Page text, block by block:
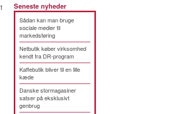
Seneste nyheder
Sådan kan man bruge
sociale medier til
markedsføring
Netbutik køber virksomhed
kendt fra DR-program
Kaffebutik bliver til en lille
kæde
Danske stormagasiner
satser på eksklusivt
genbrug